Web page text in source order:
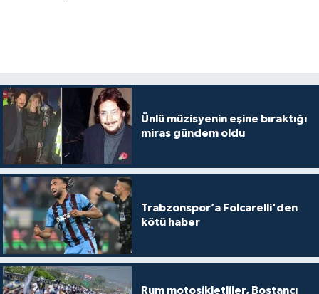
Ünlü müzisyenin eşine bıraktığı
miras gündem oldu
Trabzonspor’a Folcarelli'den
kötü haber
Rum motosikletliler, Bostancı